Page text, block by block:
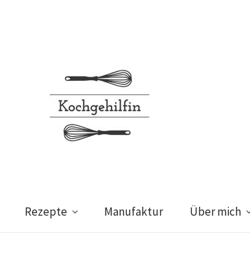
Rezepte Manufaktur Über mich